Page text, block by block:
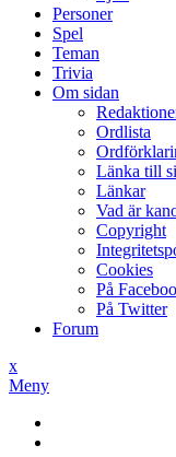
Personer
Spel
Teman
Trivia
Om sidan
Ordlista
Länka till
Länkar
Vad är
Copyright
Cookies
På
På Twitter
Forum
x
Meny